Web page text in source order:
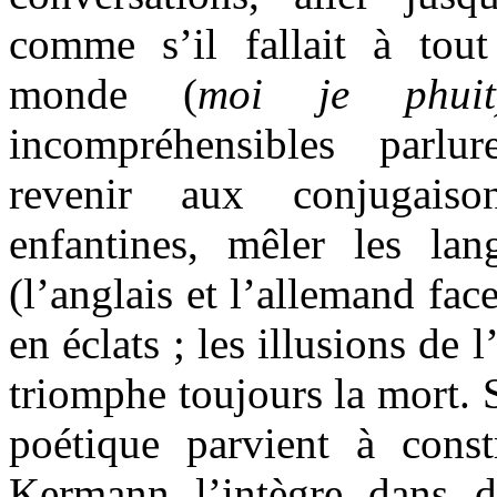
comme s’il fallait à
monde (moi je
incompréhensibles
revenir aux
enfantines, mêler les
(l’anglais et l’allemand
en éclats ; les illusions de
triomphe toujours la mort.
poétique parvient à